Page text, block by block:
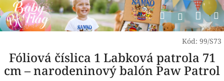
Prejsť
na
obsah
Hľadať
Kód: 99/S73
Fóliová číslica 1 Labková patrola 71
cm – narodeninový balón Paw Patrol